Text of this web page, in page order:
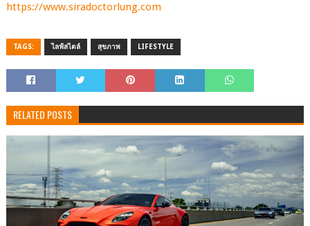
https://www.siradoctorlung.com
TAGS: ไลฟ์สไตล์ สุขภาพ LIFESTYLE
RELATED POSTS